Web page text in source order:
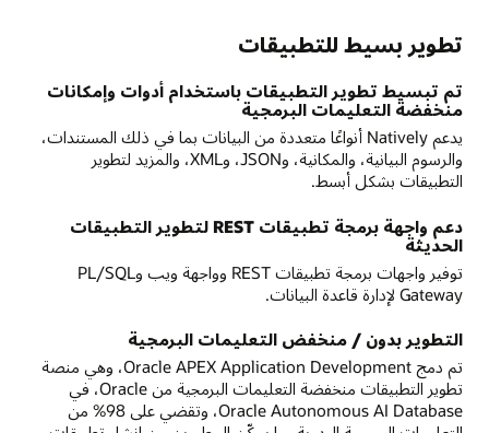
تطوير بسيط للتطبيقات
تم تبسيط تطوير التطبيقات باستخدام أدوات وإمكانات
منخفضة التعليمات البرمجية
يدعم Natively أنواعًا متعددة من البيانات بما في ذلك المستندات،
والرسوم البيانية، والمكانية، وJSON، وXML، والمزيد لتطوير
التطبيقات بشكل أبسط.
دعم واجهة برمجة تطبيقات REST لتطوير التطبيقات
الحديثة
توفير واجهات برمجة تطبيقات REST وواجهة ويب وPL/SQL
Gateway لإدارة قاعدة البيانات.
التطوير بدون / منخفض التعليمات البرمجية
تم دمج Oracle APEX Application Development، وهي منصة
تطوير التطبيقات منخفضة التعليمات البرمجية من Oracle، في
Oracle Autonomous AI Database، وتقضي على 98% من